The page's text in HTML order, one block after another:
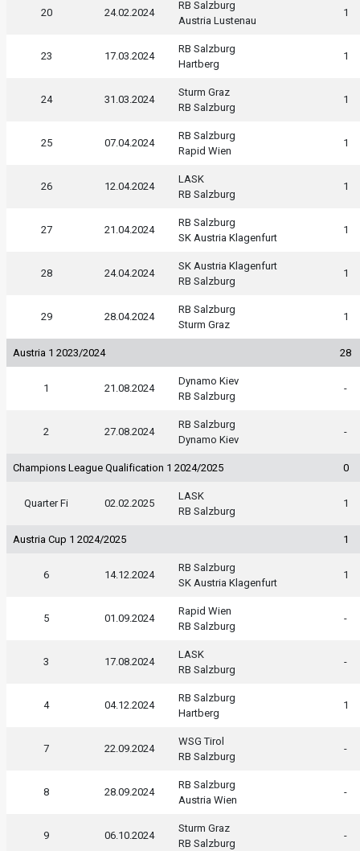
20 24.02.2024
RB Salzburg
Austria Lustenau
1
23 17.03.2024
RB Salzburg
Hartberg
1
24 31.03.2024
Sturm Graz
RB Salzburg
1
25 07.04.2024
RB Salzburg
Rapid Wien
1
26 12.04.2024
LASK
RB Salzburg
1
27 21.04.2024
RB Salzburg
SK Austria Klagenfurt
1
28 24.04.2024
SK Austria Klagenfurt
RB Salzburg
1
29 28.04.2024
RB Salzburg
Sturm Graz
1
Austria 1 2023/2024 28
1 21.08.2024
Dynamo Kiev
RB Salzburg
-
2 27.08.2024
RB Salzburg
Dynamo Kiev
-
Champions League Qualification 1 2024/2025 0
Quarter Fi 02.02.2025
LASK
RB Salzburg
1
Austria Cup 1 2024/2025 1
6 14.12.2024
RB Salzburg
SK Austria Klagenfurt
1
5 01.09.2024
Rapid Wien
RB Salzburg
-
3 17.08.2024
LASK
RB Salzburg
-
4 04.12.2024
RB Salzburg
Hartberg
1
7 22.09.2024
WSG Tirol
RB Salzburg
-
8 28.09.2024
RB Salzburg
Austria Wien
-
9 06.10.2024
Sturm Graz
RB Salzburg
-